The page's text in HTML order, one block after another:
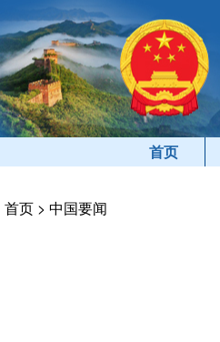
首页
首页 > 中国要闻